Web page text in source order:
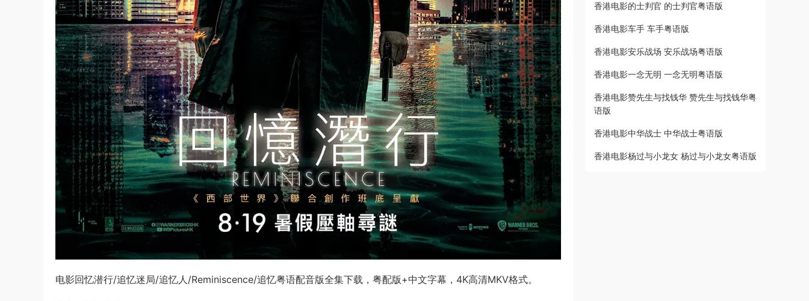
电影回忆潜行/追忆迷局/追忆人/Reminiscence/追忆粤语配音版全集下载，粤配版+中文字幕，4K高清MKV格式。
香港电影的士判官 的士判官粤语版
香港电影车手 车手粤语版
香港电影安乐战场 安乐战场粤语版
香港电影一念无明 一念无明粤语版
香港电影赞先生与找钱华 赞先生与找钱华粤
语版
香港电影中华战士 中华战士粤语版
香港电影杨过与小龙女 杨过与小龙女粤语版